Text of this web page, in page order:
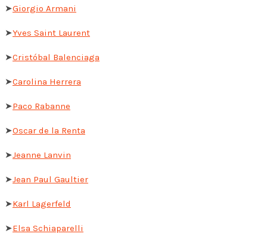
➤Giorgio Armani
➤Yves Saint Laurent
➤Cristóbal Balenciaga
➤Carolina Herrera
➤Paco Rabanne
➤Oscar de la Renta
➤Jeanne Lanvin
➤Jean Paul Gaultier
➤Karl Lagerfeld
➤Elsa Schiaparelli